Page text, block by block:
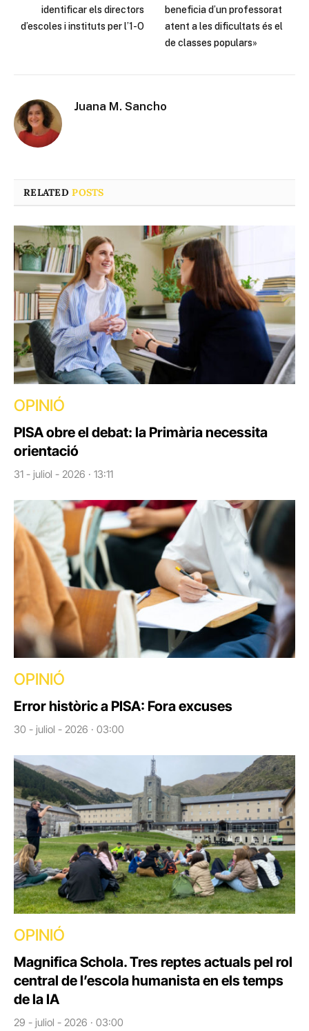
identificar els directors
d’escoles i instituts per l’1-O
beneficia d’un professorat
atent a les dificultats és el
de classes populars»
Juana M. Sancho
RELATEDPOSTS
OPINIÓ
PISA obre el debat: la Primària necessita
orientació
31 - juliol - 2026 · 13:11
OPINIÓ
Error històric a PISA: Fora excuses
30 - juliol - 2026 · 03:00
OPINIÓ
Magnifica Schola. Tres reptes actuals pel rol
central de l’escola humanista en els temps
de la IA
29 - juliol - 2026 · 03:00